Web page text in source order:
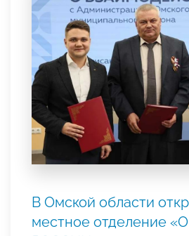
В Омской области
местное отделение